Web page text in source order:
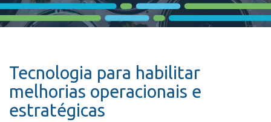
Tecnologia para habilitar
melhorias operacionais e
estratégicas